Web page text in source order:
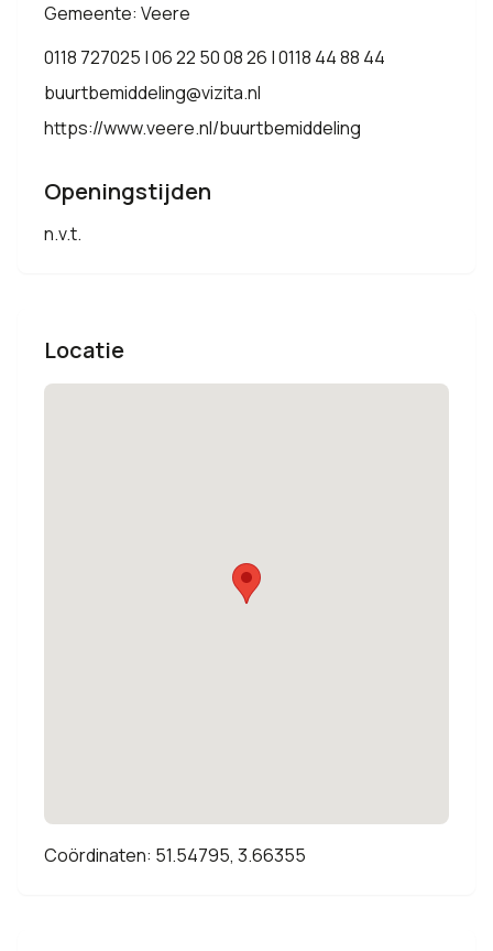
Gemeente: Veere
0118 727025 | 06 22 50 08 26 | 0118 44 88 44
buurtbemiddeling@vizita.nl
https://www.veere.nl/buurtbemiddeling
Openingstijden
n.v.t.
Locatie
Coördinaten: 51.54795, 3.66355